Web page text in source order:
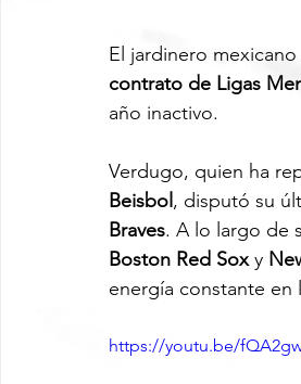
El jardinero mexicano
contrato de Ligas
año inactivo.
Verdugo, quien ha
Beisbol , disputó su
Braves. A lo largo de
Boston Red Sox y
energía constante en
https://youtu.be/